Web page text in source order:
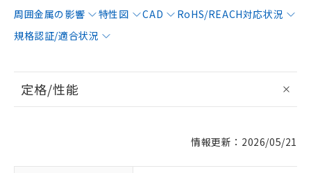
周囲金属の影響
特性図 CAD
RoHS/REACH対応状況
規格認証/適合状況
定格/性能
情報更新：2026/05/21